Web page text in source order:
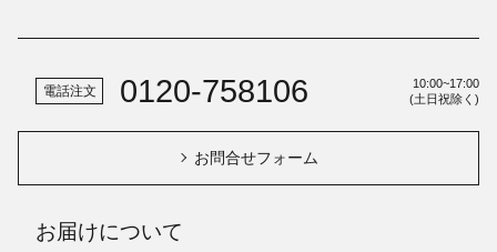
電話注文 0120-758106
10:00~17:00
(土日祝除く)
お問合せフォーム
お届けについて